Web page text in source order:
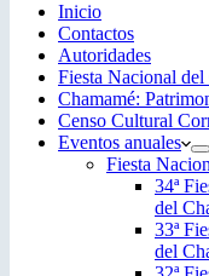
Inicio
Contactos
Autoridades
Fiesta Nacional del
Chamamé:
Censo Cultural
Eventos anuales
Fiesta
34ª
del
33ª
del